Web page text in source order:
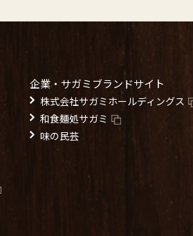
企業・サガミブランドサイト
株式会社サガミホールディングス
和食麺処サガミ
味の民芸